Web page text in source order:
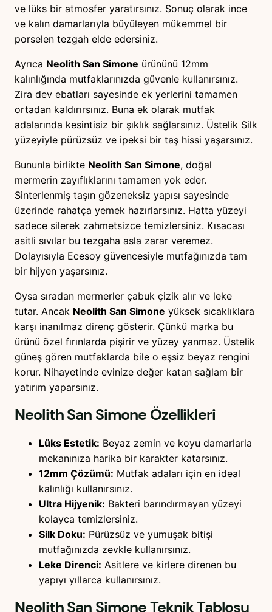
ve lüks bir atmosfer yaratırsınız. Sonuç olarak ince
ve kalın damarlarıyla büyüleyen mükemmel bir
porselen tezgah elde edersiniz.
Ayrıca Neolith San Simone ürününü 12mm
kalınlığında mutfaklarınızda güvenle kullanırsınız.
Zira dev ebatları sayesinde ek yerlerini tamamen
ortadan kaldırırsınız. Buna ek olarak mutfak
adalarında kesintisiz bir şıklık sağlarsınız. Üstelik Silk
yüzeyiyle pürüzsüz ve ipeksi bir taş hissi yaşarsınız.
Bununla birlikte Neolith San Simone, doğal
mermerin zayıflıklarını tamamen yok eder.
Sinterlenmiş taşın gözeneksiz yapısı sayesinde
üzerinde rahatça yemek hazırlarsınız. Hatta yüzeyi
sadece silerek zahmetsizce temizlersiniz. Kısacası
asitli sıvılar bu tezgaha asla zarar veremez.
Dolayısıyla Ecesoy güvencesiyle mutfağınızda tam
bir hijyen yaşarsınız.
Oysa sıradan mermerler çabuk çizik alır ve leke
tutar. Ancak Neolith San Simone yüksek sıcaklıklara
karşı inanılmaz direnç gösterir. Çünkü marka bu
ürünü özel fırınlarda pişirir ve yüzey yanmaz. Üstelik
güneş gören mutfaklarda bile o eşsiz beyaz rengini
korur. Nihayetinde evinize değer katan sağlam bir
yatırım yaparsınız.
Neolith San Simone Özellikleri
Lüks Estetik: Beyaz zemin ve koyu damarlarla
mekanınıza harika bir karakter katarsınız.
12mm Çözümü: Mutfak adaları için en ideal
kalınlığı kullanırsınız.
Ultra Hijyenik: Bakteri barındırmayan yüzeyi
kolayca temizlersiniz.
Silk Doku: Pürüzsüz ve yumuşak bitişi
mutfağınızda zevkle kullanırsınız.
Leke Direnci: Asitlere ve kirlere direnen bu
yapıyı yıllarca kullanırsınız.
Neolith San SimoneTeknik Tablosu